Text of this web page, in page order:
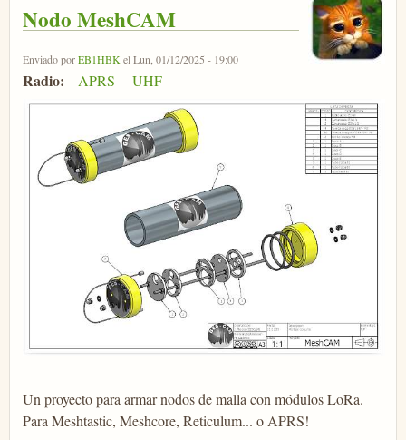
Nodo MeshCAM
Enviado porEB1HBK el Lun, 01/12/2025 - 19:00
Radio: APRS UHF
Un proyecto para armar nodos de malla con módulos LoRa.
Para Meshtastic, Meshcore, Reticulum... o APRS!